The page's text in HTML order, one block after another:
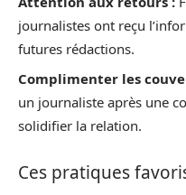
journalistes ont reçu
futures rédactions.
Complimenter les
un journaliste après une
solidifier la relation.
Ces pratiques